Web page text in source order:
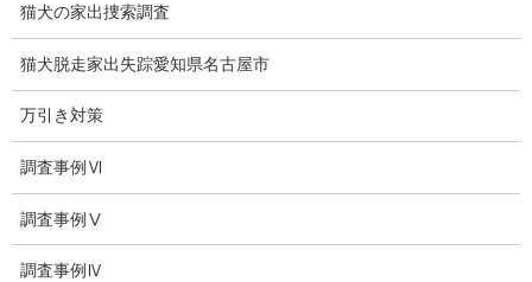
探偵業法
法令遵守
推奨・提携法律事務所
ブログ
探偵エッセイ
探偵コラム
猫犬の家出捜索調査
猫犬脱走家出失踪愛知県名古屋市
万引き対策
調査事例Ⅵ
調査事例Ⅴ
調査事例Ⅳ